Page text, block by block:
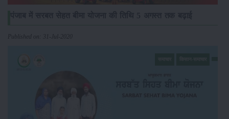
Published on: 31-Jul-2020